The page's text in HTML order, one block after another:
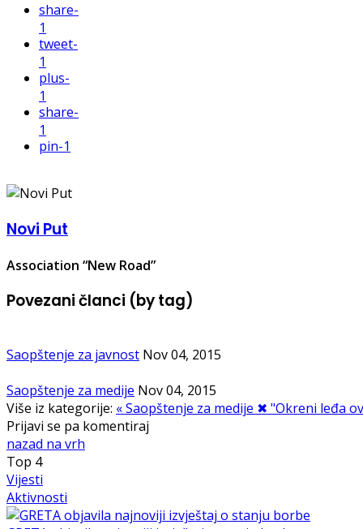
share-
1
tweet-
1
plus-
1
share-
1
pin-1
Novi Put
Association “New Road”
Povezani članci (by tag)
Saopštenje za javnost Nov 04, 2015
Saopštenje za medije Nov 04, 2015
Više iz kategorije: « Saopštenje za medije ✖ "Okreni leđa
Prijavi se pa komentiraj
nazad na vrh
Top 4
Vijesti
Aktivnosti